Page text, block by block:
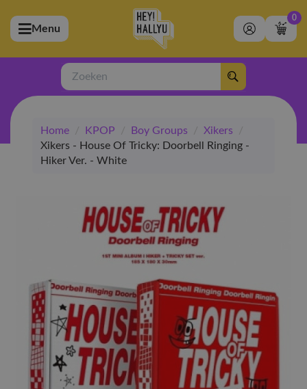
(Artiesten)
(Merchandise)
(Exclusive)
(Winkel)
Menu
0
Zoeken
Home / KPOP / Boy Groups / Xikers
/
Xikers - House Of Tricky: Doorbell Ringing -
Hiker Ver. - White